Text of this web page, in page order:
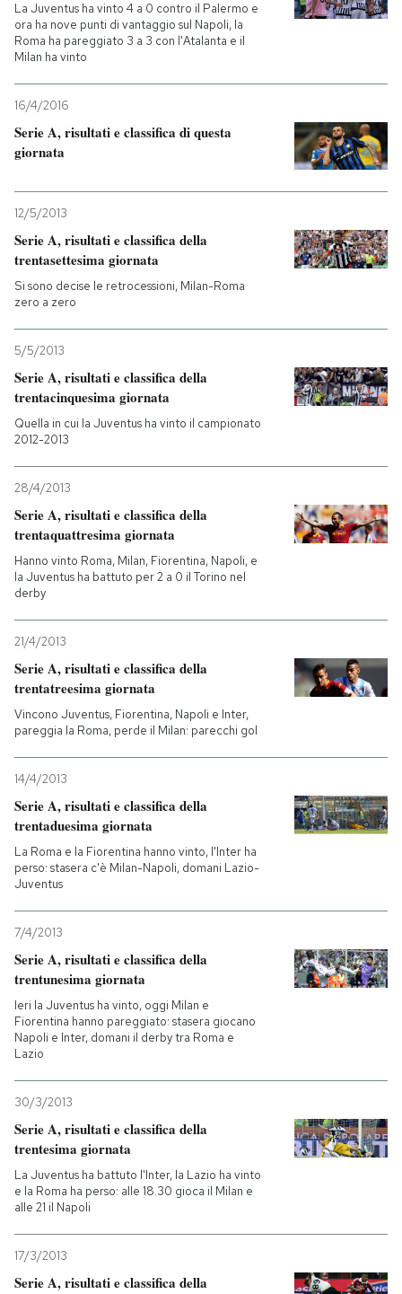
AREA PERSONALE
Entra
La Juventus ha vinto 4 a 0 contro il Palermo e
ora ha nove punti di vantaggio sul Napoli, la
Roma ha pareggiato 3 a 3 con l'Atalanta e il
Milan ha vinto
16/4/2016
Serie A, risultati e classifica di questa
giornata
12/5/2013
Serie A, risultati e classifica della
trentasettesima giornata
Si sono decise le retrocessioni, Milan-Roma
zero a zero
5/5/2013
Serie A, risultati e classifica della
trentacinquesima giornata
Quella in cui la Juventus ha vinto il campionato
2012-2013
28/4/2013
Serie A, risultati e classifica della
trentaquattresima giornata
Hanno vinto Roma, Milan, Fiorentina, Napoli, e
la Juventus ha battuto per 2 a 0 il Torino nel
derby
21/4/2013
Serie A, risultati e classifica della
trentatreesima giornata
Vincono Juventus, Fiorentina, Napoli e Inter,
pareggia la Roma, perde il Milan: parecchi gol
14/4/2013
Serie A, risultati e classifica della
trentaduesima giornata
La Roma e la Fiorentina hanno vinto, l'Inter ha
perso: stasera c'è Milan-Napoli, domani Lazio-
Juventus
7/4/2013
Serie A, risultati e classifica della
trentunesima giornata
Ieri la Juventus ha vinto, oggi Milan e
Fiorentina hanno pareggiato: stasera giocano
Napoli e Inter, domani il derby tra Roma e
Lazio
30/3/2013
Serie A, risultati e classifica della
trentesima giornata
La Juventus ha battuto l'Inter, la Lazio ha vinto
e la Roma ha perso: alle 18.30 gioca il Milan e
alle 21 il Napoli
17/3/2013
Serie A, risultati e classifica della